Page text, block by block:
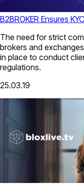
B2BROKER Ensures
The need for strict
brokers and
in place to conduct
regulations.
25.03.19